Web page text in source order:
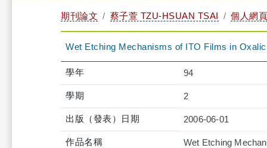
期刊論文 蔡子萱 TZU-HSUAN TSAI 個人網頁
Wet Etching Mechanisms of ITO Films in
學年 94
學期 2
出版（發表）日期 2006-06-01
作品名稱 Wet Etching